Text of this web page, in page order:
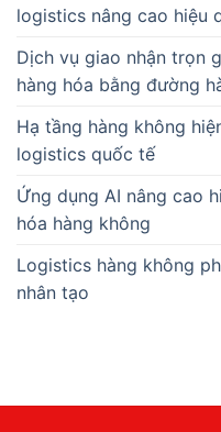
logistics nâng cao hiệu
Dịch vụ giao nhận trọn
hàng hóa bằng đường
Hạ tầng hàng không
logistics quốc tế
Ứng dụng AI nâng cao
hóa hàng không
Logistics hàng không
nhân tạo